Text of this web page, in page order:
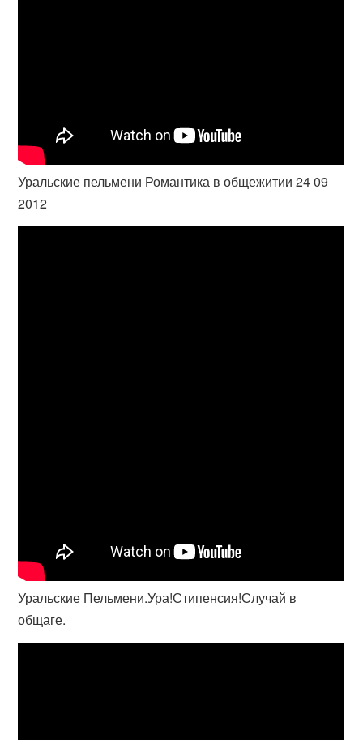
Уральские пельмени Романтика в общежитии 24 09
2012
Уральские Пельмени.Ура!Стипенсия!Случай в
общаге.